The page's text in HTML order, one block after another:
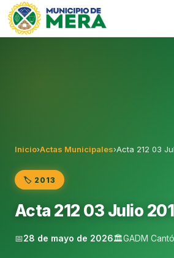
Gobierno Autónomo
Inicio›Actas Municipales›Acta 212 03
🏷️ 2013
Acta 212 03 Julio
📅28 de mayo de 2026🏛️GADM